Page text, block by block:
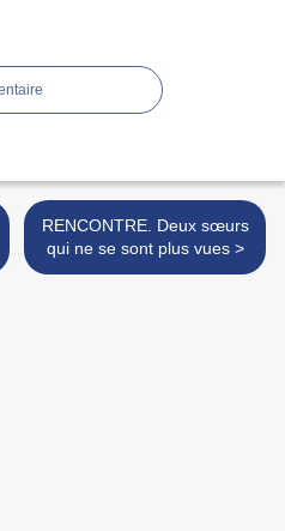
RENCONTRE. Deux sœurs
qui ne se sont plus vues >